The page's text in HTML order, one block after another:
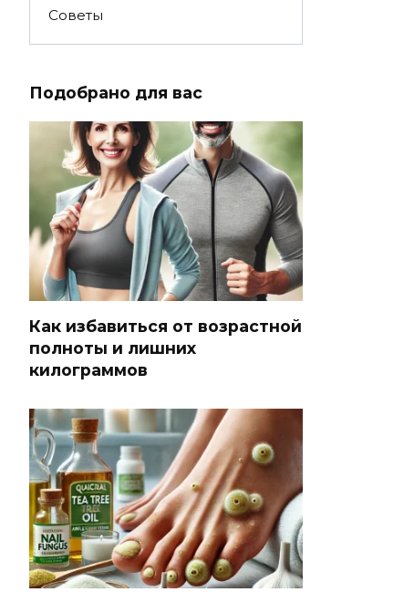
Советы
Подобрано для вас
Как избавиться от возрастной
полноты и лишних
килограммов